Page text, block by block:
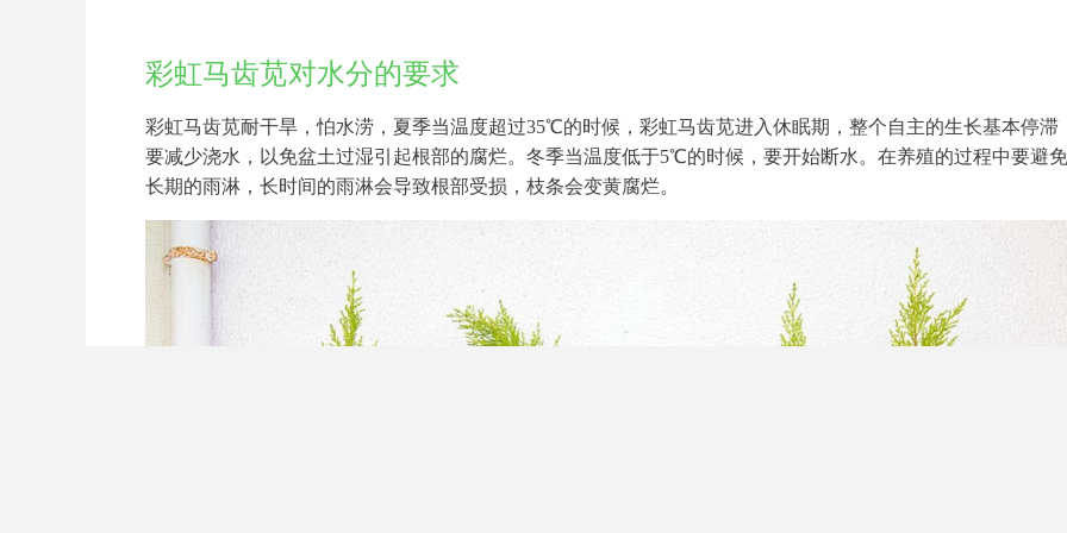
彩虹马齿苋对水分的要求
彩虹马齿苋耐干旱，怕水涝，夏季当温度超过35℃的时候，彩虹马齿苋进入休眠期，整个自主的生长基本停滞
要减少浇水，以免盆土过湿引起根部的腐烂。冬季当温度低于5℃的时候，要开始断水。在养殖的过程中要避免
长期的雨淋，长时间的雨淋会导致根部受损，枝条会变黄腐烂。